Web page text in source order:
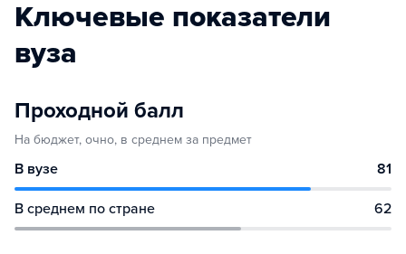
Ключевые показатели
вуза
Проходной балл
На бюджет, очно, в среднем за предмет
В вузе 81
В среднем по стране 62